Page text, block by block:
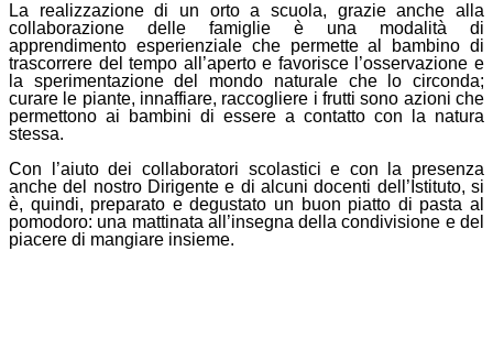
La realizzazione di un orto a scuola, grazie anche alla
collaborazione delle famiglie è una modalità di
apprendimento esperienziale che permette al bambino di
trascorrere del tempo all’aperto e favorisce l’osservazione e
la sperimentazione del mondo naturale che lo circonda;
curare le piante, innaffiare, raccogliere i frutti sono azioni che
permettono ai bambini di essere a contatto con la natura
stessa.
Con l’aiuto dei collaboratori scolastici e con la presenza
anche del nostro Dirigente e di alcuni docenti dell’Istituto, si
è, quindi, preparato e degustato un buon piatto di pasta al
pomodoro: una mattinata all’insegna della condivisione e del
piacere di mangiare insieme.